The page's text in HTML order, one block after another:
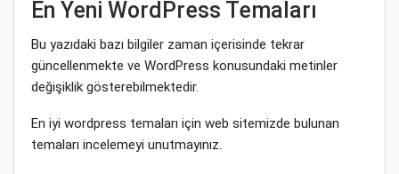
En Yeni WordPress Temaları
Bu yazıdaki bazı bilgiler zaman içerisinde tekrar
güncellenmekte ve WordPress konusundaki metinler
değişiklik gösterebilmektedir.
En iyi wordpress temaları için web sitemizde bulunan
temaları incelemeyi unutmayınız.